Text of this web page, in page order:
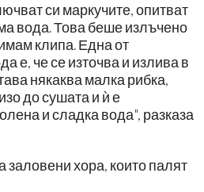
си маркучите, опитват
вода. Това беше излъчено
клипа. Една от
е, че се източва и излива в
някаква малка рибка,
до сушата и ѝ е
и сладка вода", разказа
заловени хора, които палят